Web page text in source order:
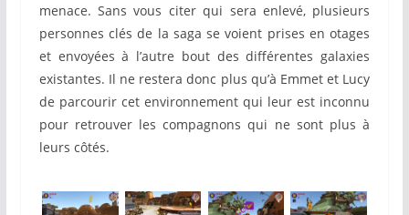
menace. Sans vous citer qui sera enlevé, plusieurs
personnes clés de la saga se voient prises en otages
et envoyées à l’autre bout des différentes galaxies
existantes. Il ne restera donc plus qu’à Emmet et Lucy
de parcourir cet environnement qui leur est inconnu
pour retrouver les compagnons qui ne sont plus à
leurs côtés.